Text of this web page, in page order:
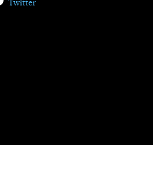
Twitter